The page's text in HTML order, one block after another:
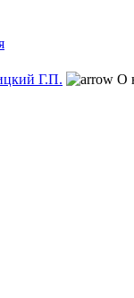
Г.П. О